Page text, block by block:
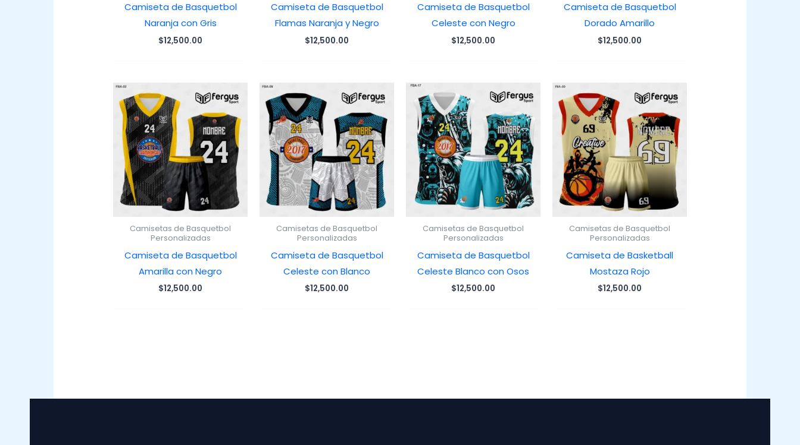
Camiseta de Basquetbol
Naranja con Gris
$12,500.00
Camiseta de Basquetbol
Flamas Naranja y Negro
$12,500.00
Camiseta de Basquetbol
Celeste con Negro
$12,500.00
Camiseta de Basquetbol
Dorado Amarillo
$12,500.00
Camisetas de Basquetbol
Personalizadas
Camiseta de Basquetbol
Amarilla con Negro
$12,500.00
Camisetas de Basquetbol
Personalizadas
Camiseta de Basquetbol
Celeste con Blanco
$12,500.00
Camisetas de Basquetbol
Personalizadas
Camiseta de Basquetbol
Celeste Blanco con Osos
$12,500.00
Camisetas de Basquetbol
Personalizadas
Camiseta de Basketball
Mostaza Rojo
$12,500.00